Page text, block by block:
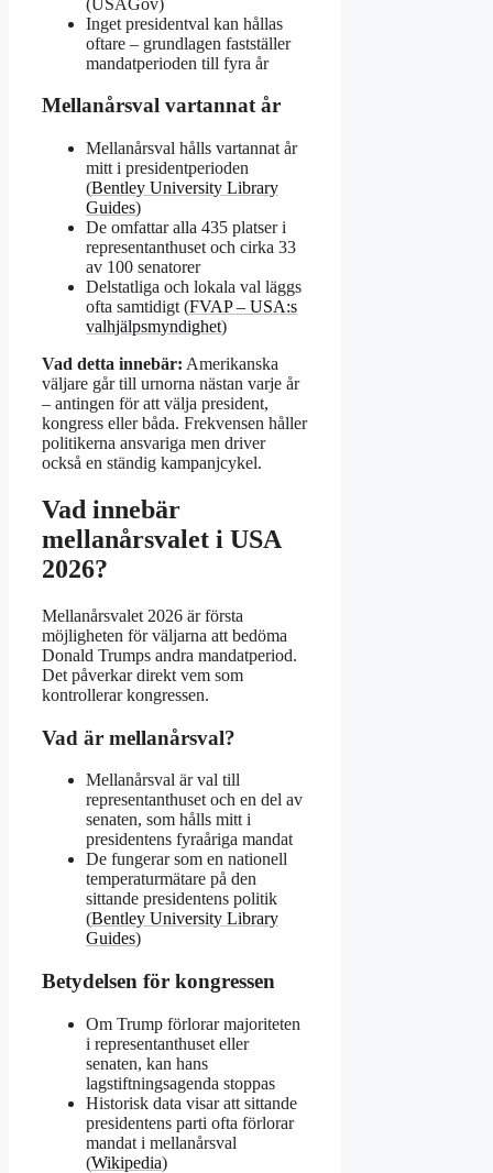
Inget presidentval kan hållas
oftare – grundlagen fastställer
mandatperioden till fyra år
Mellanårsval vartannat år
Mellanårsval hålls vartannat år
mitt i presidentperioden
(Bentley University Library
Guides)
De omfattar alla 435 platser i
representanthuset och cirka 33
av 100 senatorer
Delstatliga och lokala val läggs
ofta samtidigt (FVAP – USA:s
valhjälpsmyndighet)
Vad detta innebär: Amerikanska
väljare går till urnorna nästan varje år
– antingen för att välja president,
kongress eller båda. Frekvensen håller
politikerna ansvariga men driver
också en ständig kampanjcykel.
Vad innebär
mellanårsvalet i USA
2026?
Mellanårsvalet 2026 är första
möjligheten för väljarna att bedöma
Donald Trumps andra mandatperiod.
Det påverkar direkt vem som
kontrollerar kongressen.
Vad är mellanårsval?
Mellanårsval är val till
representanthuset och en del av
senaten, som hålls mitt i
presidentens fyraåriga mandat
De fungerar som en nationell
temperaturmätare på den
sittande presidentens politik
(Bentley University Library
Guides)
Betydelsen för kongressen
Om Trump förlorar majoriteten
i representanthuset eller
senaten, kan hans
lagstiftningsagenda stoppas
Historisk data visar att sittande
presidentens parti ofta förlorar
mandat i mellanårsval
(Wikipedia)